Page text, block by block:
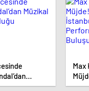
Yolculuğu
Max
Müjde! Dünyaca